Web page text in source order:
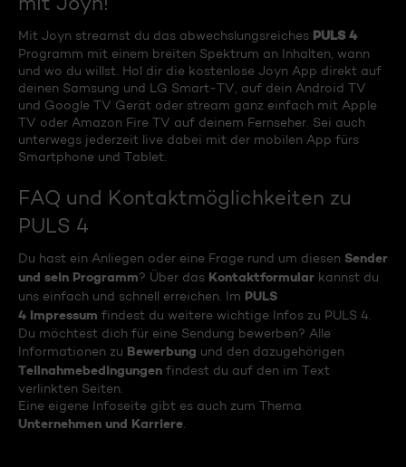
Mit Joyn streamst du das abwechslungsreiches PULS 4
Programm mit einem breiten Spektrum an Inhalten, wann
und wo du willst. Hol dir die kostenlose Joyn App direkt auf
deinen Samsung und LG Smart-TV, auf dein Android TV
und Google TV Gerät oder stream ganz einfach mit Apple
TV oder Amazon Fire TV auf deinem Fernseher. Sei auch
unterwegs jederzeit live dabei mit der mobilen App fürs
Smartphone und Tablet.
FAQ und Kontaktmöglichkeiten zu
PULS 4
Du hast ein Anliegen oder eine Frage rund um diesen Sender
und sein Programm? Über das Kontaktformular kannst du
uns einfach und schnell erreichen. Im PULS
4 Impressum findest du weitere wichtige Infos zu PULS 4.
Du möchtest dich für eine Sendung bewerben? Alle
Informationen zu Bewerbung und den dazugehörigen
Teilnahmebedingungen findest du auf den im Text
verlinkten Seiten.
Eine eigene Infoseite gibt es auch zum Thema
Unternehmen und Karriere